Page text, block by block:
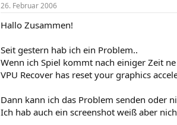
26. Februar 2006
Hallo Zusammen!
Seit gestern hab ich ein Problem..
Wenn ich Spiel kommt nach einiger Zeit
VPU Recover has reset your graphics
Dann kann ich das Problem senden oder
Ich hab auch ein screenshot weiß aber